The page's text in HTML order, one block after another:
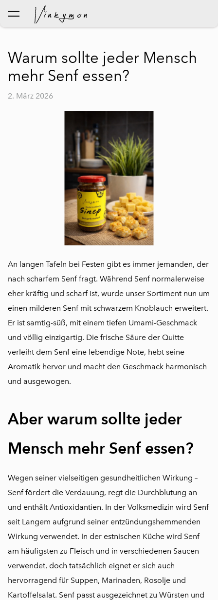
wurde dem Warenkorb
hinzugefügt..
Warum sollte jeder Mensch
mehr Senf essen?
2. März 2026
An langen Tafeln bei Festen gibt es immer jemanden, der
nach scharfem Senf fragt. Während Senf normalerweise
eher kräftig und scharf ist, wurde unser Sortiment nun um
einen milderen Senf mit schwarzem Knoblauch erweitert.
Er ist samtig-süß, mit einem tiefen Umami-Geschmack
und völlig einzigartig. Die frische Säure der Quitte
verleiht dem Senf eine lebendige Note, hebt seine
Aromatik hervor und macht den Geschmack harmonisch
und ausgewogen.
Aber warum sollte jeder
Mensch mehr Senf essen?
Wegen seiner vielseitigen gesundheitlichen Wirkung –
Senf fördert die Verdauung, regt die Durchblutung an
und enthält Antioxidantien. In der Volksmedizin wird Senf
seit Langem aufgrund seiner entzündungshemmenden
Wirkung verwendet. In der estnischen Küche wird Senf
am häufigsten zu Fleisch und in verschiedenen Saucen
verwendet, doch tatsächlich eignet er sich auch
hervorragend für Suppen, Marinaden, Rosolje und
Kartoffelsalat. Senf passt ausgezeichnet zu Würsten und